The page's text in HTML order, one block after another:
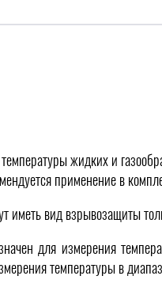
жидких и
применение в
иметь вид взрывозащиты
для измерения
температуры в